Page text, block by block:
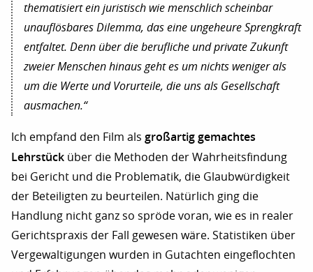
thematisiert ein juristisch wie menschlich scheinbar
unauflösbares Dilemma, das eine ungeheure Sprengkraft
entfaltet. Denn über die berufliche und private Zukunft
zweier Menschen hinaus geht es um nichts weniger als
um die Werte und Vorurteile, die uns als Gesellschaft
ausmachen.“
Ich empfand den Film als großartig gemachtes
Lehrstück über die Methoden der Wahrheitsfindung
bei Gericht und die Problematik, die Glaubwürdigkeit
der Beteiligten zu beurteilen. Natürlich ging die
Handlung nicht ganz so spröde voran, wie es in realer
Gerichtspraxis der Fall gewesen wäre. Statistiken über
Vergewaltigungen wurden in Gutachten eingeflochten